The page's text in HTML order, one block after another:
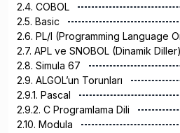
2.4. COBOL
2.5. Basic
2.6. PL/I (Programming Language
2.7. APL ve SNOBOL (Dinamik Diller)
2.8. Simula 67
2.9. ALGOL’un Torunları
2.9.1. Pascal
2.9.2. C Programlama Dili
2.10. Modula